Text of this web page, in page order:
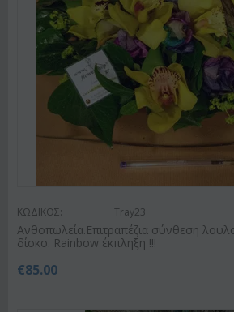
ΚΩΔΙΚΟΣ: Tray23
Ανθοπωλεία.Επιτραπέζια σύνθεση
δίσκο. Rainbow έκπληξη !!!
€85.00